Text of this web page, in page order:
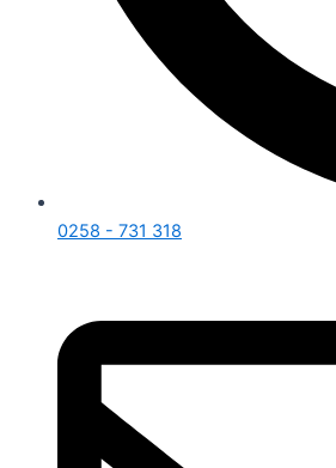
0258 - 731 318